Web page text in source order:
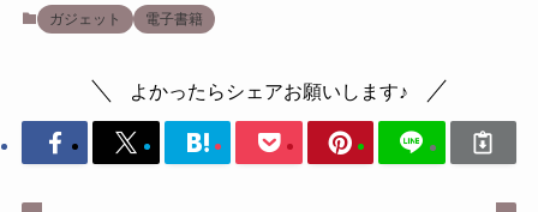
ガジェット 電子書籍
よかったらシェアお願いします♪